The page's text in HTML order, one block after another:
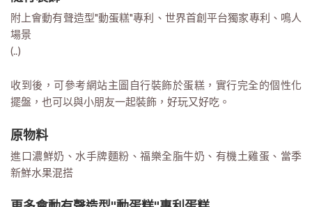
附上會動有聲造型"動蛋糕"專利、世界首創平台獨家專利、鳴人
場景
(..)
收到後，可參考網站主圖自行裝飾於蛋糕，實行完全的個性化
擺盤，也可以與小朋友一起裝飾，好玩又好吃。
原物料
進口濃鮮奶、水手牌麵粉、福樂全脂牛奶、有機土雞蛋、當季
新鮮水果混搭